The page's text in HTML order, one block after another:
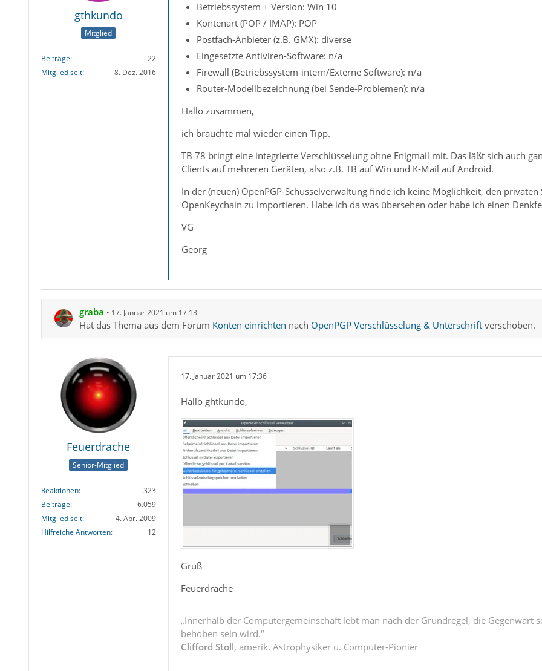
gthkundo
Mitglied
Beiträge
22
Mitglied seit
8. Dez. 2016
Betriebssystem + Version: Win 10
Kontenart (POP / IMAP): POP
Postfach-Anbieter (z.B. GMX): diverse
Eingesetzte Antiviren-Software: n/a
Firewall (Betriebssystem-intern/Externe Software): n/a
Router-Modellbezeichnung (bei Sende-Problemen): n/a
Hallo zusammen,
ich bräuchte mal wieder einen Tipp.
TB 78 bringt eine integrierte Verschlüsselung ohne Enigmail mit. Das läßt sich auch
Clients auf mehreren Geräten, also z.B. TB auf Win und K-Mail auf Android.
In der (neuen) OpenPGP-Schüsselverwaltung finde ich keine Möglichkeit, den
OpenKeychain zu importieren. Habe ich da was übersehen oder habe ich einen
VG
Georg
graba 17. Januar 2021 um 17:13
Hat das Thema aus dem Forum Konten einrichten nach OpenPGP Verschlüsselung & Unterschriftverschoben.
Feuerdrache
Senior-Mitglied
Reaktionen
323
Beiträge
6.059
Mitglied seit
4. Apr. 2009
Hilfreiche Antworten
12
17. Januar 2021 um 17:36
Hallo ghtkundo,
Gruß
Feuerdrache
„Innerhalb der Computergemeinschaft lebt man nach der Grundregel, die Gegenwart
behoben sein wird.“
Clifford Stoll, amerik. Astrophysiker u. Computer-Pionier